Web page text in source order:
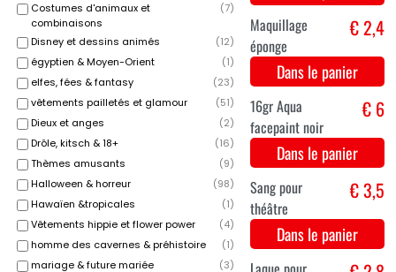
Costumes d'animaux et
combinaisons
(7)
Disney et dessins animés (12)
égyptien & Moyen-Orient
(1)
elfes, fées & fantasy
(23)
vêtements pailletés et glamour
(51)
Dieux et anges
(2)
Drôle, kitsch & 18+
(16)
Thèmes amusants
(9)
Halloween & horreur
(98)
Hawaïen &tropicales
(1)
Vêtements hippie et flower power
(4)
homme des cavernes & préhistoire
(1)
mariage & future mariée
(3)
cheveux /
Spray colorant
pour cheveux -
Zwart
€ 2,8
Dans le panier